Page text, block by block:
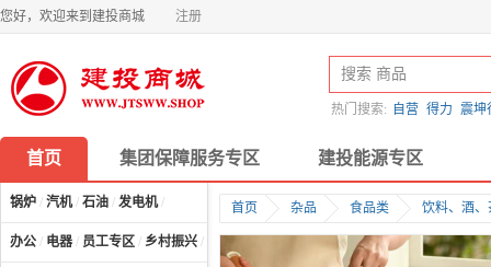
您好，欢迎来到建投商城 注册
热门搜索: 自营 得力 震坤
首页 集团保障服务专区 建投能源专区
锅炉 / 汽机/ 石油 / 发电机/
办公 / 电器 / 员工专区 / 乡村振兴 /
首页 杂品 食品类 饮料、酒、